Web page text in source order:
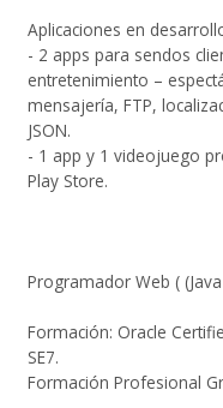
Aplicaciones en
- 2 apps para sendos
entretenimiento –
mensajería, FTP,
JSON.
- 1 app y 1 videojuego
Play Store.
Programador Web ( (Java
Formación: Oracle
SE7.
Formación Profesional